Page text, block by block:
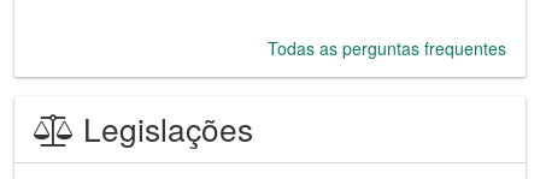
Todas as perguntas frequentes
Legislações